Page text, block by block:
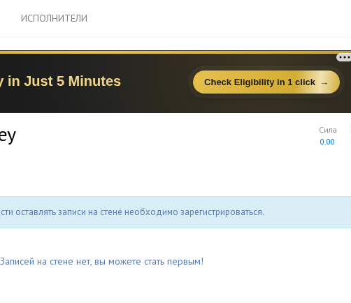
ИСПОЛНИТЕЛИ
Сила
0.00
оставлять записи на стене необходимо зарегистрироваться.
Записей на стене нет, вы можете стать первым!